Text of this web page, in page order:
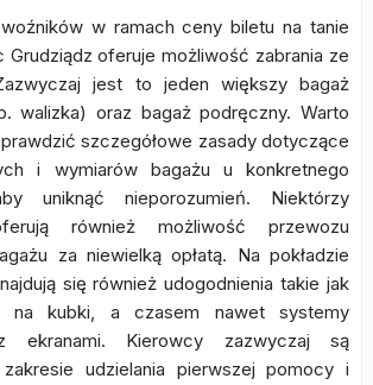
w ramach ceny biletu na tanie
Grudziądz oferuje możliwość zabrania ze
jest to jeden większy bagaż
walizka) oraz bagaż podręczny. Warto
szczegółowe zasady dotyczące
i wymiarów bagażu u konkretnego
uniknąć nieporozumień. Niektórzy
również możliwość przewozu
za niewielką opłatą. Na pokładzie
się również udogodnienia takie jak
na kubki, a czasem nawet systemy
ekranami. Kierowcy zazwyczaj są
udzielania pierwszej pomocy i